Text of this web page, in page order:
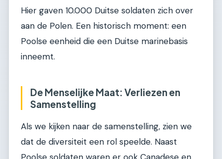
Hier gaven 10.000 Duitse soldaten zich over
aan de Polen. Een historisch moment: een
Poolse eenheid die een Duitse marinebasis
inneemt.
De Menselijke Maat: Verliezen en
Samenstelling
Als we kijken naar de samenstelling, zien we
dat de diversiteit een rol speelde. Naast